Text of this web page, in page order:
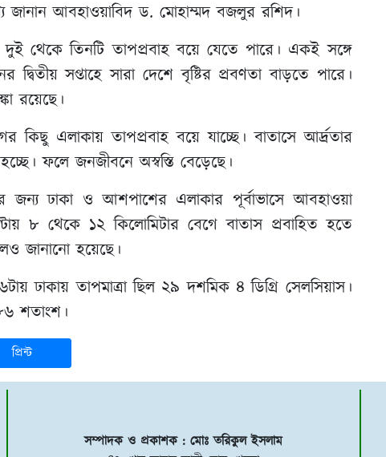
আবহাওয়াবিদ ড. মোহাম্মদ বজলুর রশিদ।
থেকে তিনটি তাপপ্রবাহ বয়ে যেতে পারে। একই সঙ্গে
সপ্তাহে সারা দেশে বৃষ্টির প্রবণতা বাড়তে পারে।
রয়েছে।
কিছু এলাকায় তাপপ্রবাহ বয়ে যাচ্ছে। বাতাসে আর্দ্রতার
ফলে জনজীবনে অস্বস্তি বেড়েছে।
জন্য ঢাকা ও আশপাশের এলাকার পূর্বাভাসে আবহাওয়া
৮ থেকে ১২ কিলোমিটার বেগে বাতাস প্রবাহিত হতে
জানানো হয়েছে।
ঢাকায় তাপমাত্রা ছিল ২৯ দশমিক ৪ ডিগ্রি সেলসিয়াস।
শতাংশ।
প্রিন্ট
সম্পাদক ও প্রকাশক : মোঃ তরিকুল ইসলাম